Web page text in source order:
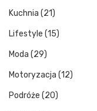
Kuchnia (21)
Lifestyle (15)
Moda (29)
Motoryzacja (12)
Podróże (20)